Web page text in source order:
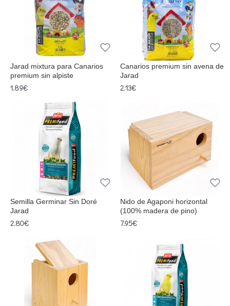
Jarad mixtura para Canarios
premium sin alpiste
1.89€
Canarios premium sin avena de
Jarad
2.13€
Semilla Germinar Sin Doré
Jarad
2.80€
Nido de Agaponi horizontal
(100% madera de pino)
7.95€